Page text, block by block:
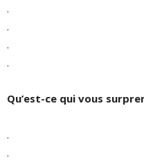
.
.
.
.
Qu’est-ce qui vous
.
.